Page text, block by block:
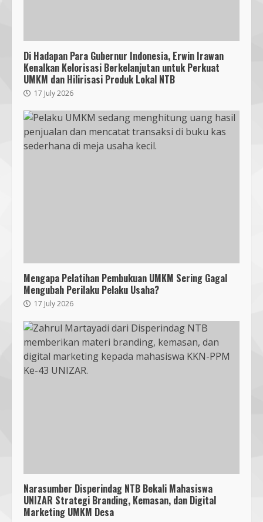
Di Hadapan Para Gubernur Indonesia, Erwin Irawan
Kenalkan Kelorisasi Berkelanjutan untuk Perkuat
UMKM dan Hilirisasi Produk Lokal NTB
17 July 2026
Mengapa Pelatihan Pembukuan UMKM Sering Gagal
Mengubah Perilaku Pelaku Usaha?
17 July 2026
Narasumber Disperindag NTB Bekali Mahasiswa
UNIZAR Strategi Branding, Kemasan, dan Digital
Marketing UMKM Desa
Bukan Sekadar Bersih-Bersih, KKN
UMMAT dan Warga Sesela Perkuat